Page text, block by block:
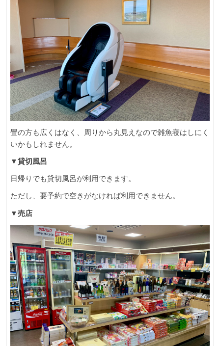
畳の方も広くはなく、周りから丸見えなので雑魚寝はしにく
いかもしれません。
▼貸切風呂
日帰りでも貸切風呂が利用できます。
ただし、要予約で空きがなければ利用できません。
▼売店